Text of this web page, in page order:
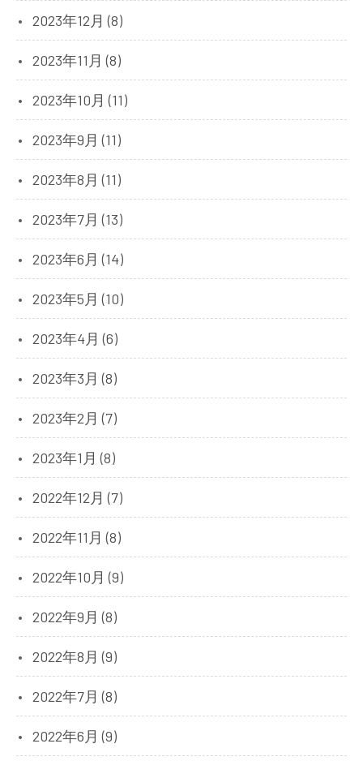
2023年12月 (8)
2023年11月 (8)
2023年10月 (11)
2023年9月 (11)
2023年8月 (11)
2023年7月 (13)
2023年6月 (14)
2023年5月 (10)
2023年4月 (6)
2023年3月 (8)
2023年2月 (7)
2023年1月 (8)
2022年12月 (7)
2022年11月 (8)
2022年10月 (9)
2022年9月 (8)
2022年8月 (9)
2022年7月 (8)
2022年6月 (9)